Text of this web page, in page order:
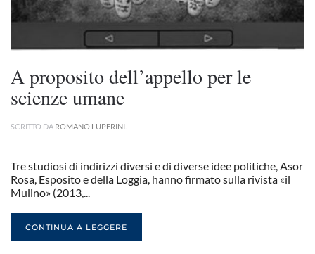
A proposito dell’appello per le
scienze umane
SCRITTO DA ROMANO LUPERINI
Tre studiosi di indirizzi diversi e di diverse idee politiche, Asor
Rosa, Esposito e della Loggia, hanno firmato sulla rivista «il
Mulino» (2013,...
CONTINUA A LEGGERE